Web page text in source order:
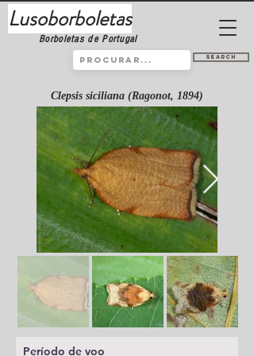
Lusoborboletas
Borboletas de Portugal
Search
Clepsis siciliana (Ragonot, 1894)
Período de voo